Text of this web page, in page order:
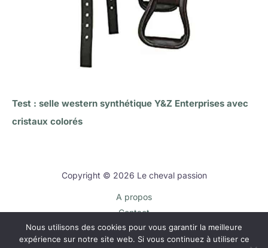
Test : selle western synthétique Y&Z Enterprises avec
cristaux colorés
Copyright © 2026 Le cheval passion
A propos
Contact
Plan du site
Mentions légales
Nous utilisons des cookies pour vous garantir la meilleure
expérience sur notre site web. Si vous continuez à utiliser ce